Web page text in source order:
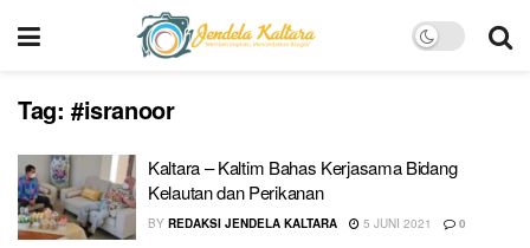
Tag: #isranoor
Kaltara – Kaltim Bahas Kerjasama Bidang
Kelautan dan Perikanan
BY REDAKSI JENDELA KALTARA 5 JUNI 2021 0